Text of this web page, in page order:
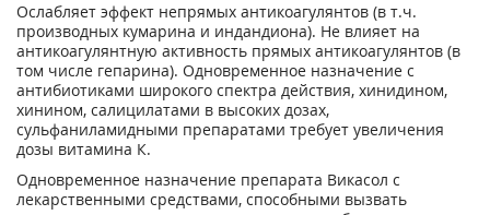
Ослабляет эффект непрямых антикоагулянтов (в т.ч.
производных кумарина и индандиона). Не влияет на
антикоагулянтную активность прямых антикоагулянтов (в
том числе гепарина). Одновременное назначение с
антибиотиками широкого спектра действия, хинидином,
хини­ном, салицилатами в высоких дозах,
сульфаниламидными препаратами требует увеличения
дозы витамина К.
Одновременное назначение препарата Викасол с
лекарственными средствами, способными вызвать